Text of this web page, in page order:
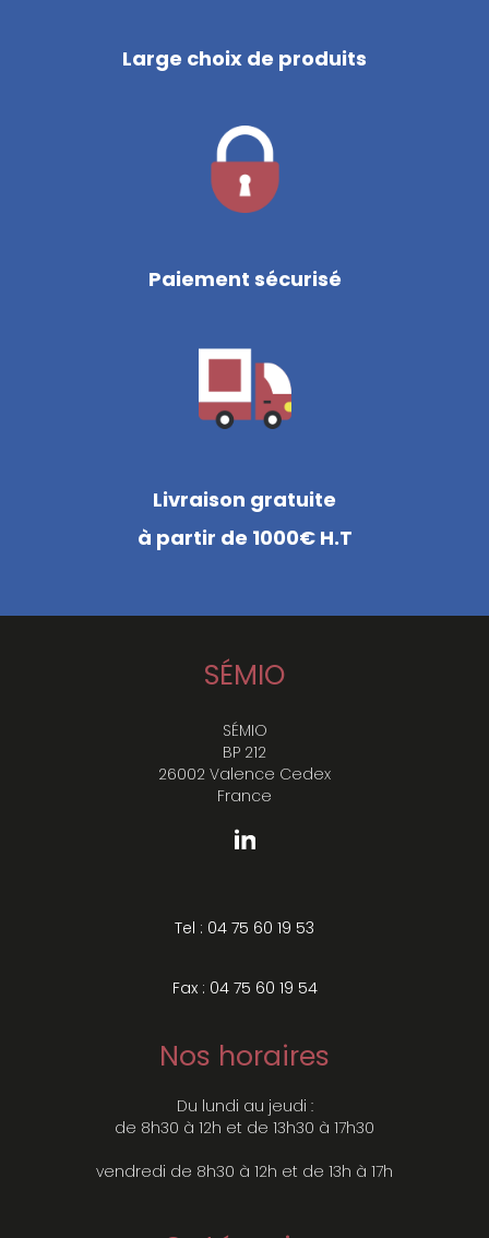
Large choix de produits
Paiement sécurisé
Livraison gratuite
à partir de 1000€ H.T
SÉMIO
SÉMIO
BP 212
26002 Valence Cedex
France
Tel : 04 75 60 19 53
Fax : 04 75 60 19 54
Nos horaires
Du lundi au jeudi :
de 8h30 à 12h et de 13h30 à 17h30
vendredi de 8h30 à 12h et de 13h à 17h